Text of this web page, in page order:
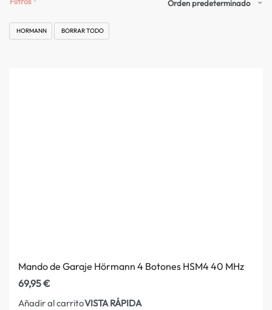
Orden predeterminado
HORMANN BORRAR TODO
Mando de Garaje Hörmann 4 Botones HSM4 40 MHz
69,95€
Añadir al carritoVISTA RÁPIDA